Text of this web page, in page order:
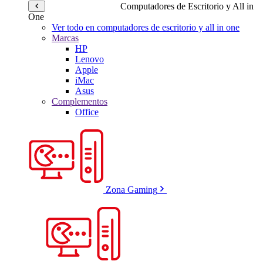
Computadores de Escritorio y All in
One
Ver todo en computadores de escritorio y all in one
Marcas
HP
Lenovo
Apple
iMac
Asus
Complementos
Office
Zona Gaming